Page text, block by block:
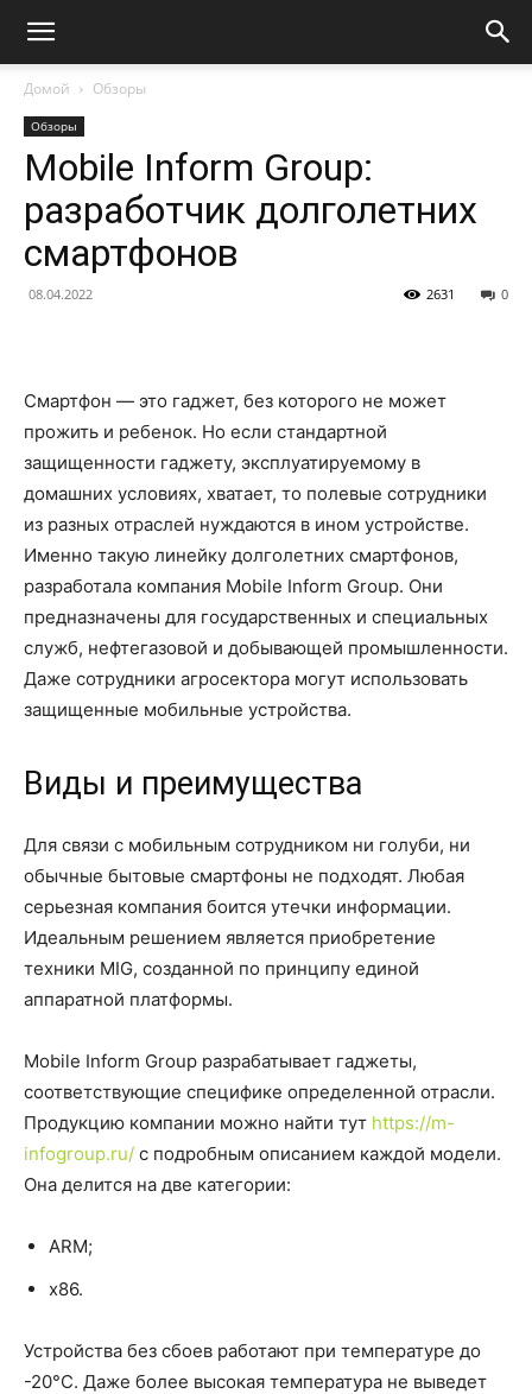
Домой Обзоры
Обзоры
Mobile Inform Group:
разработчик долголетних
смартфонов
08.04.2022 0
2631
Смартфон — это гаджет, без которого не может
прожить и ребенок. Но если стандартной
защищенности гаджету, эксплуатируемому в
домашних условиях, хватает, то полевые сотрудники
из разных отраслей нуждаются в ином устройстве.
Именно такую линейку долголетних смартфонов,
разработала компания Mobile Inform Group. Они
предназначены для государственных и специальных
служб, нефтегазовой и добывающей промышленности.
Даже сотрудники агросектора могут использовать
защищенные мобильные устройства.
Виды и преимущества
Для связи с мобильным сотрудником ни голуби, ни
обычные бытовые смартфоны не подходят. Любая
серьезная компания боится утечки информации.
Идеальным решением является приобретение
техники MIG, созданной по принципу единой
аппаратной платформы.
Mobile Inform Group разрабатывает гаджеты,
соответствующие специфике определенной отрасли.
Продукцию компании можно найти тут https://m-
infogroup.ru/ с подробным описанием каждой модели.
Она делится на две категории:
ARM;
x86.
Устройства без сбоев работают при температуре до
-20°C. Даже более высокая температура не выведет